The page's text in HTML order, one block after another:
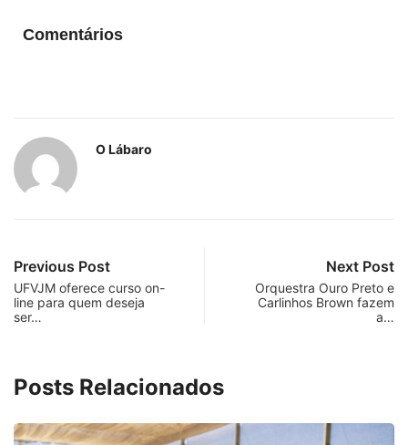
Comentários
O Lábaro
Previous Post
UFVJM oferece curso on-
line para quem deseja
ser…
Next Post
Orquestra Ouro Preto e
Carlinhos Brown fazem
a…
Posts Relacionados